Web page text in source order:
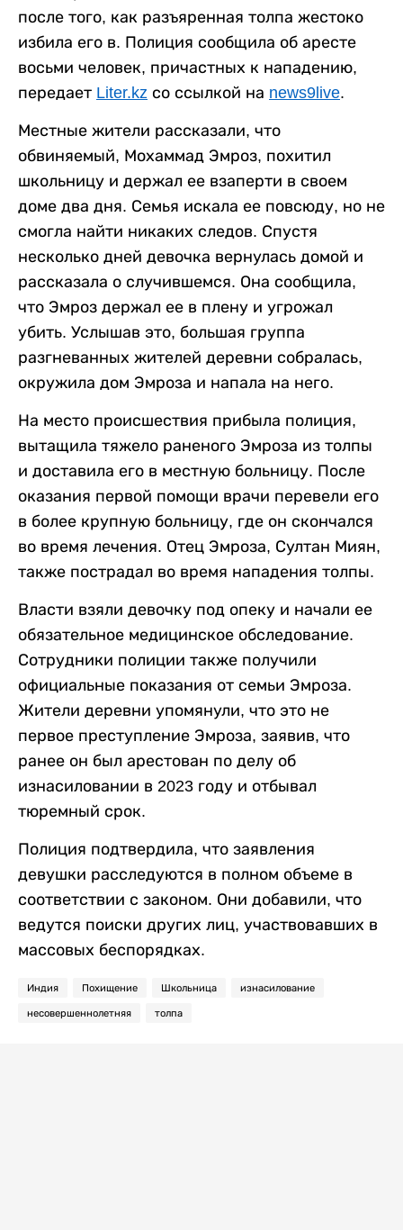
после того, как разъяренная толпа жестоко
избила его в. Полиция сообщила об аресте
восьми человек, причастных к нападению,
передает Liter.kz со ссылкой на news9live.
Местные жители рассказали, что
обвиняемый, Мохаммад Эмроз, похитил
школьницу и держал ее взаперти в своем
доме два дня. Семья искала ее повсюду, но не
смогла найти никаких следов. Спустя
несколько дней девочка вернулась домой и
рассказала о случившемся. Она сообщила,
что Эмроз держал ее в плену и угрожал
убить. Услышав это, большая группа
разгневанных жителей деревни собралась,
окружила дом Эмроза и напала на него.
На место происшествия прибыла полиция,
вытащила тяжело раненого Эмроза из толпы
и доставила его в местную больницу. После
оказания первой помощи врачи перевели его
в более крупную больницу, где он скончался
во время лечения. Отец Эмроза, Султан Миян,
также пострадал во время нападения толпы.
Власти взяли девочку под опеку и начали ее
обязательное медицинское обследование.
Сотрудники полиции также получили
официальные показания от семьи Эмроза.
Жители деревни упомянули, что это не
первое преступление Эмроза, заявив, что
ранее он был арестован по делу об
изнасиловании в 2023 году и отбывал
тюремный срок.
Полиция подтвердила, что заявления
девушки расследуются в полном объеме в
соответствии с законом. Они добавили, что
ведутся поиски других лиц, участвовавших в
массовых беспорядках.
Индия Похищение Школьница изнасилование
несовершеннолетняя толпа